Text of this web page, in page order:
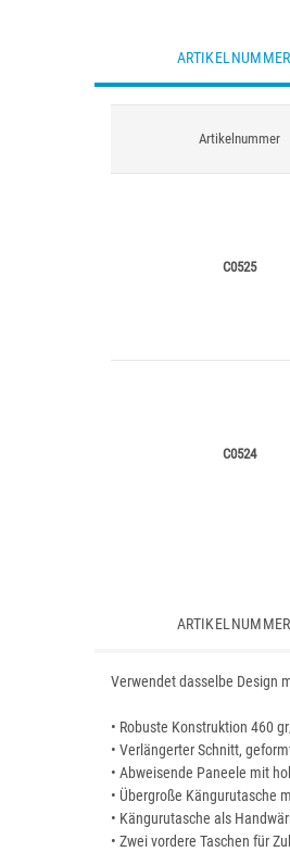
Artikelnummer
C0525
C0524
Verwendet dasselbe Design
• Robuste Konstruktion 460
• Verlängerter Schnitt,
• Abweisende Paneele mit
• Übergroße Kängurutasche
• Kängurutasche als
• Zwei vordere Taschen für